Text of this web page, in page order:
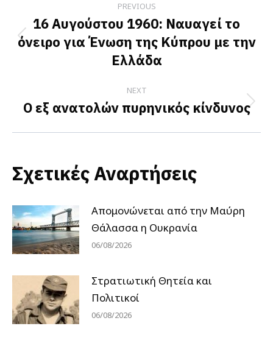
navigation
PREVIOUS
Previous
post:
16 Αυγούστου 1960: Ναυαγεί το
όνειρο για Ένωση της Κύπρου με την
Ελλάδα
NEXT
Next
Ο εξ ανατολών πυρηνικός κίνδυνος
Σχετικές Αναρτήσεις
Απομονώνεται από την Μαύρη
Θάλασσα η Ουκρανία
06/08/2026
Στρατιωτική Θητεία και
Πολιτικοί
06/08/2026